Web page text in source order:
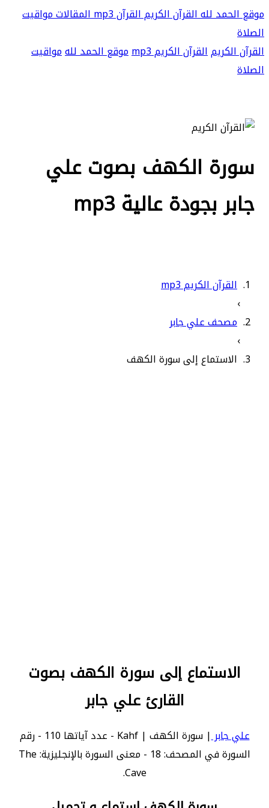
موقع الحمد للهالقرآن الكريمالقرآن mp3 المقالاتمواقيت
الصلاة
القرآن الكريمالقرآن الكريم mp3 موقع الحمد للهمواقيت
الصلاة
سورة الكهف بصوت علي
جابر بجودة عالية mp3
القرآن الكريم mp3
›
مصحف علي جابر
›
الاستماع إلى سورة الكهف
الاستماع إلى سورة الكهف بصوت
القارئ علي جابر
علي جابر
| سورة الكهف | Kahf - عدد آياتها 110 - رقم
السورة في المصحف: 18 - معنى السورة بالإنجليزية: The
Cave.